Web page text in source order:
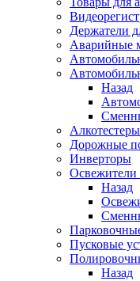
Держатели
Аварийные
Назад
Алкотестеры
Дорожные
Инверторы
Освежители
Назад
Пусковые
Назад